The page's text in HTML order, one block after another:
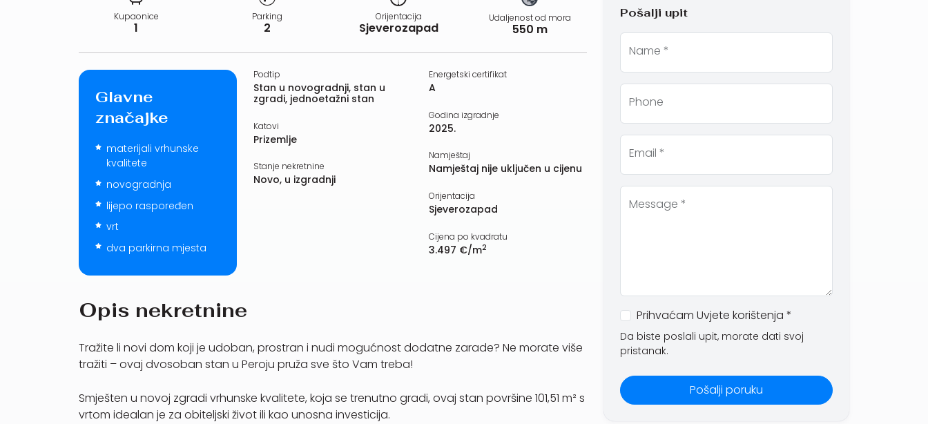
Kupaonice
1
Parking
2
Orijentacija
Sjeverozapad
Udaljenost od mora
550 m
Glavne
značajke
materijali vrhunske
kvalitete
novogradnja
lijepo raspoređen
vrt
dva parkirna mjesta
Podtip
Stan u novogradnji, stan u
zgradi, jednoetažni stan
Katovi
Prizemlje
Stanje nekretnine
Novo, u izgradnji
Energetski certifikat
A
Godina izgradnje
2025.
Namještaj
Namještaj nije uključen u cijenu
Orijentacija
Sjeverozapad
Cijena po kvadratu
3.497 €/m2
Opis nekretnine
Tražite li novi dom koji je udoban, prostran i nudi mogućnost dodatne zarade? Ne morate više
tražiti – ovaj dvosoban stan u Peroju pruža sve što Vam treba!
Smješten u novoj zgradi vrhunske kvalitete, koja se trenutno gradi, ovaj stan površine 101,51 m² s
vrtom idealan je za obiteljski život ili kao unosna investicija.
Pošalji upit
Name *
Phone
Email *
Message *
Prihvaćam Uvjete korištenja *
Da biste poslali upit, morate dati svoj
pristanak.
Pošalji poruku